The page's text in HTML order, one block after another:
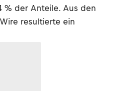
% der Anteile. Aus den
resultierte ein